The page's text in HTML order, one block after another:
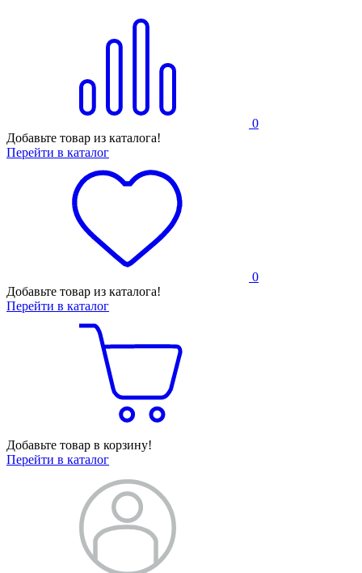
0
Добавьте товар из каталога!
Перейти в каталог
0
Добавьте товар из каталога!
Перейти в каталог
Добавьте товар в корзину!
Перейти в каталог